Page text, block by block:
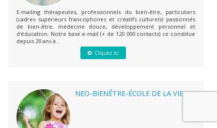
E-mailing thérapeutes, professionnels du bien-être, particuliers
(cadres supérieurs francophones et créatifs culturels) passionnés
de bien-être, médecine douce, développement personnel et
d'éducation. Notre base e-mail (+ de 120 000 contacts) ce constitue
depuis 20 ans à...
Cliquez ici
NEO-BIENÊTRE-ÉCOLE DE LA VIE